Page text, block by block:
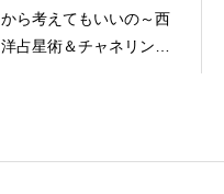
から考えてもいいの～西
洋占星術＆チャネリング